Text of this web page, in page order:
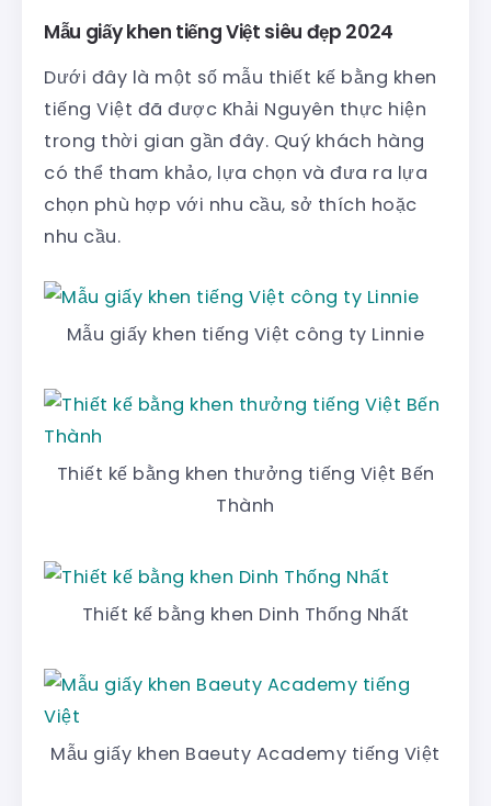
Mẫu giấy khen tiếng Việt siêu đẹp 2024
Dưới đây là một số mẫu thiết kế bằng khen
tiếng Việt đã được Khải Nguyên thực hiện
trong thời gian gần đây. Quý khách hàng
có thể tham khảo, lựa chọn và đưa ra lựa
chọn phù hợp với nhu cầu, sở thích hoặc
nhu cầu.
Mẫu giấy khen tiếng Việt công ty Linnie
Thiết kế bằng khen thưởng tiếng Việt Bến
Thành
Thiết kế bằng khen Dinh Thống Nhất
Mẫu giấy khen Baeuty Academy tiếng Việt